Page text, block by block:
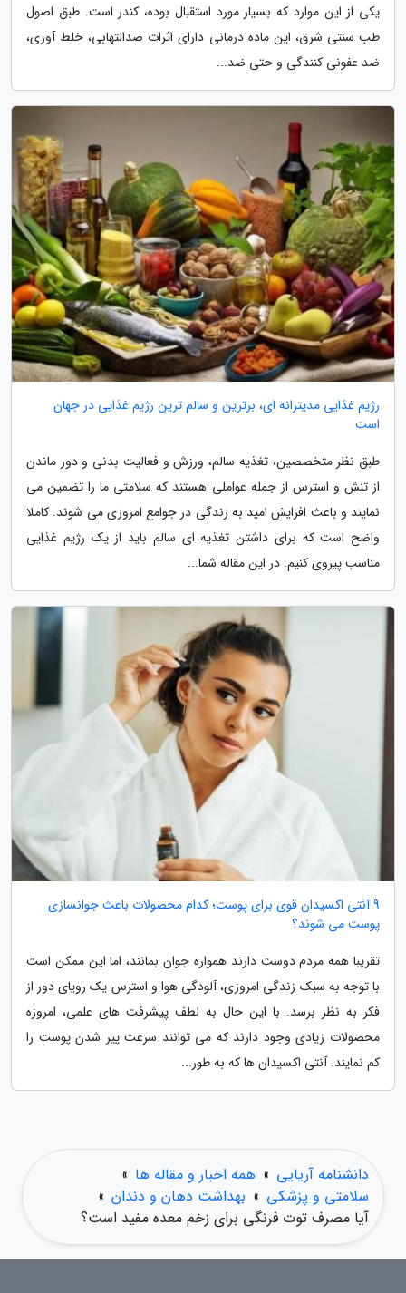
یکی از این موارد که بسیار مورد استقبال بوده، کندر است. طبق اصول
طب سنتی شرق، این ماده درمانی دارای اثرات ضدالتهابی، خلط آوری،
ضد عفونی کنندگی و حتی ضد...
رژیم غذایی مدیترانه ای، برترین و سالم ترین رژیم غذایی در جهان
است
طبق نظر متخصصین، تغذیه سالم، ورزش و فعالیت بدنی و دور ماندن
از تنش و استرس از جمله عواملی هستند که سلامتی ما را تضمین می
نمایند و باعث افزایش امید به زندگی در جوامع امروزی می شوند. کاملا
واضح است که برای داشتن تغذیه ای سالم باید از یک رژیم غذایی
مناسب پیروی کنیم. در این مقاله شما...
9 آنتی اکسیدان قوی برای پوست؛ کدام محصولات باعث جوانسازی
پوست می شوند؟
تقریبا همه مردم دوست دارند همواره جوان بمانند، اما این ممکن است
با توجه به سبک زندگی امروزی، آلودگی هوا و استرس یک رویای دور از
فکر به نظر برسد. با این حال به لطف پیشرفت های علمی، امروزه
محصولات زیادی وجود دارند که می توانند سرعت پیر شدن پوست را
کم نمایند. آنتی اکسیدان ها که به طور...
دانشنامه آریایی » همه اخبار و مقاله ها »
سلامتی و پزشکی » بهداشت دهان و دندان »
آیا مصرف توت فرنگی برای زخم معده مفید است؟